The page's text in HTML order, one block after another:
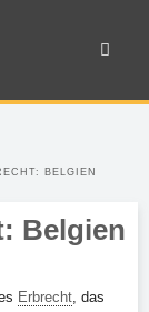
BELGIEN
Belgien
Erbrecht, das